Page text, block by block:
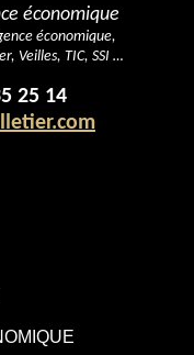
économique
économique,
Veilles, TIC, SSI …
25 14